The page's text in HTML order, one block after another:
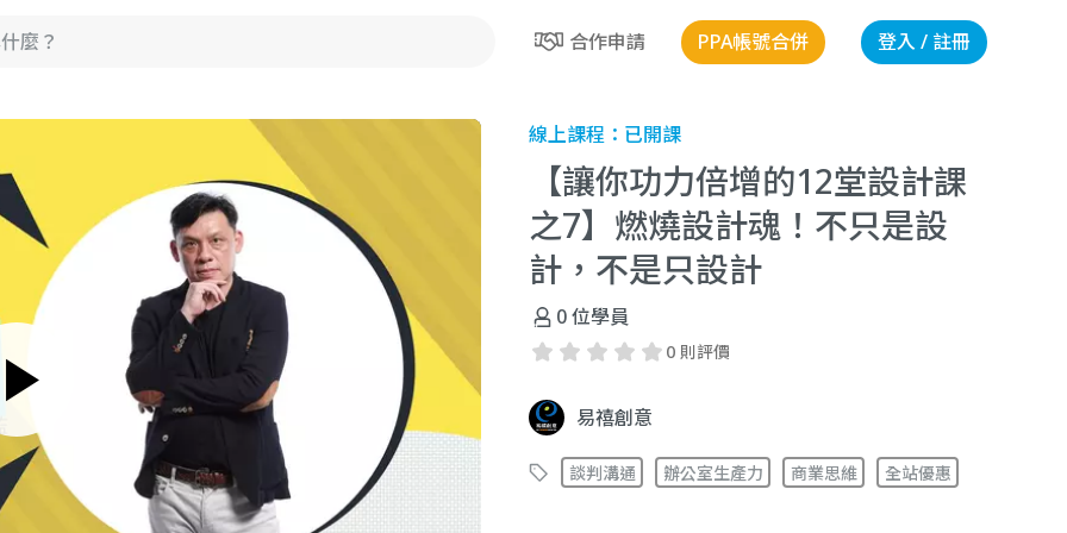
合作申請 PPA帳號合併 登入 / 註冊
線上課程： 已開課
【讓你功力倍增的12堂設計課
之7】燃燒設計魂！不只是設
計，不是只設計
0位學員
0 則評價
易禧創意
談判溝通 辦公室生產力 商業思維 全站優惠